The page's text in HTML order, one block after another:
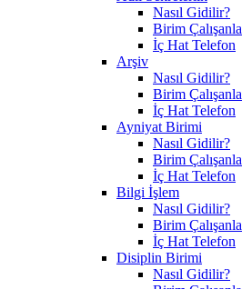
Nasıl Gidilir?
Birim
İç Hat Telefon
Arşiv
Nasıl Gidilir?
Birim
İç Hat Telefon
Ayniyat Birimi
Nasıl Gidilir?
Birim
İç Hat Telefon
Bilgi İşlem
Nasıl Gidilir?
Birim
İç Hat Telefon
Disiplin Birimi
Nasıl Gidilir?